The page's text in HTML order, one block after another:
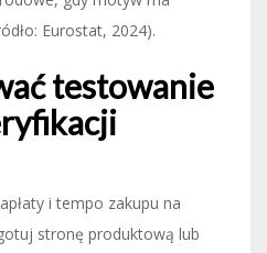
Eurostat, 2024).
testowanie
i tempo zakupu na
stronę produktową lub